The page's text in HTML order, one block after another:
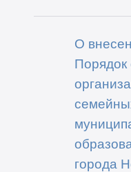
О
Порядок
города